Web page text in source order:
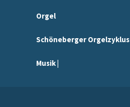
Orgel
Schöneberger Orgelzyklus
Musik |